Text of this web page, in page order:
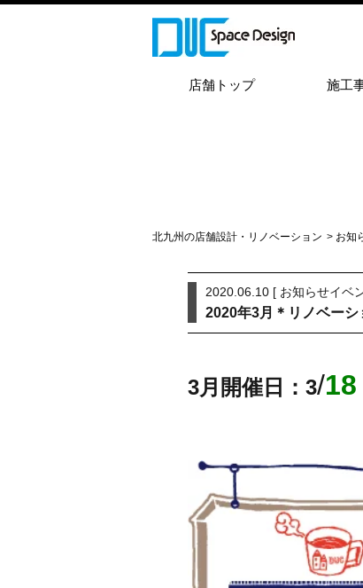
店舗トップ 施工
北九州の店舗設計・リノベーション > お知
2020.06.10 [ お知らせイベ
2020年3月＊リノベーシ
3月開催日： 3/18